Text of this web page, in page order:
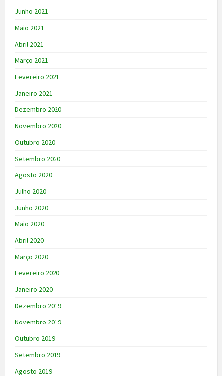
Junho 2021
Maio 2021
Abril 2021
Março 2021
Fevereiro 2021
Janeiro 2021
Dezembro 2020
Novembro 2020
Outubro 2020
Setembro 2020
Agosto 2020
Julho 2020
Junho 2020
Maio 2020
Abril 2020
Março 2020
Fevereiro 2020
Janeiro 2020
Dezembro 2019
Novembro 2019
Outubro 2019
Setembro 2019
Agosto 2019